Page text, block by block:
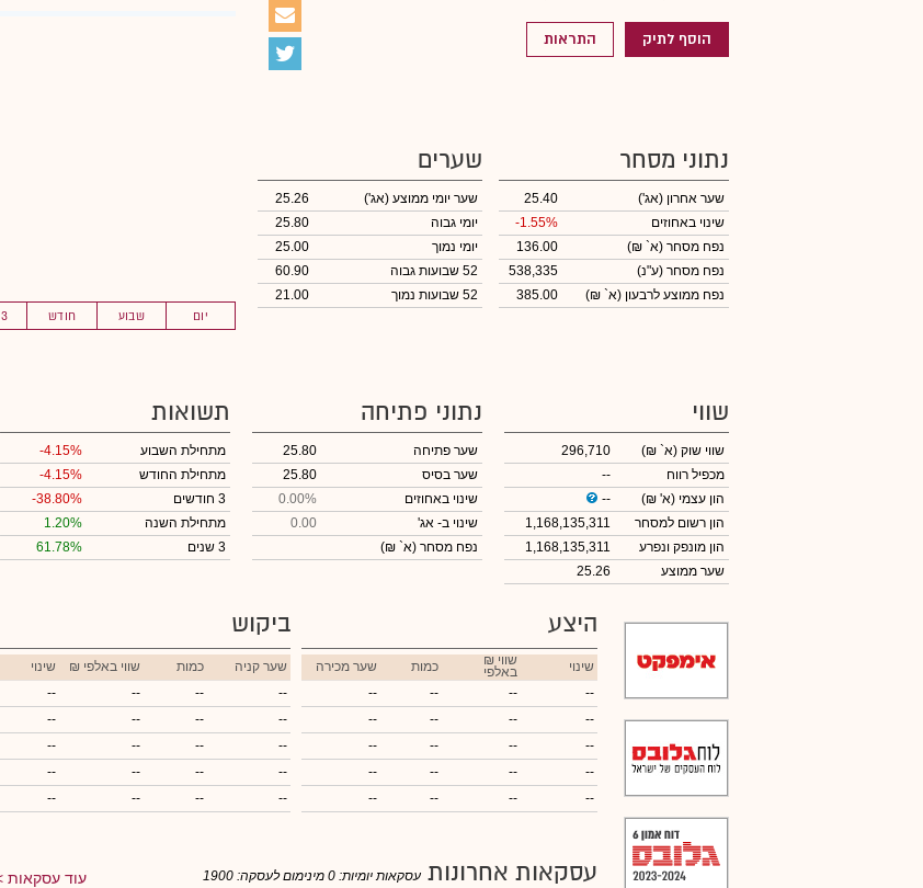
הוסף לתיק התראות
יום שבוע חודש 3 חוד'
נתוני מסחר
שער אחרון (אג')
25.40
שינוי באחוזים
-1.55%
נפח מסחר (א` ₪)
136.00
נפח מסחר (ע"נ)
538,335
נפח ממוצע לרבעון (א` ₪)
385.00
שערים
שער יומי ממוצע (אג')
25.26
יומי גבוה
25.80
יומי נמוך
25.00
52 שבועות גבוה
60.90
52 שבועות נמוך
21.00
שווי
שווי שוק (א` ₪)
296,710
מכפיל רווח
--
הון עצמי (א' ₪)
--
הון רשום למסחר
1,168,135,311
הון מונפק ונפרע
1,168,135,311
שער ממוצע
25.26
נתוני פתיחה
שער פתיחה
25.80
שער בסיס
25.80
שינוי באחוזים
0.00%
שינוי ב- אג'
0.00
נפח מסחר (א` ₪)
תשואות
מתחילת השבוע
-4.15%
מתחילת החודש
-4.15%
3 חודשים
-38.80%
מתחילת השנה
1.20%
3 שנים
61.78%
היצע
שינוי ₪ שווי
באלפי כמות
שער מכירה
--
--
--
--
--
--
--
--
--
--
--
--
--
--
--
--
--
--
--
--
ביקוש
שער קניה כמות ₪ שווי באלפי
שינוי
--
--
--
--
--
--
--
--
--
--
--
--
--
--
--
--
--
--
--
--
עסקאות אחרונות עוד עסקאות עסקאות יומיות: 0 מינימום לעסקה: 1900